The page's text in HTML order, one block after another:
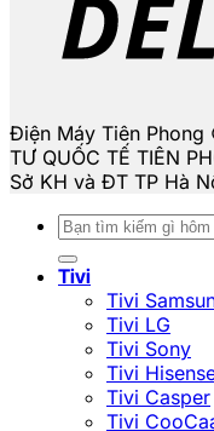
Điện Máy Tiên
TƯ QUỐC TẾ TIÊN
Sở KH và ĐT TP Hà
Tìm
kiếm:
Tivi
Tivi
Tivi LG
Tivi Sony
Tivi
Tivi Casper
Tivi